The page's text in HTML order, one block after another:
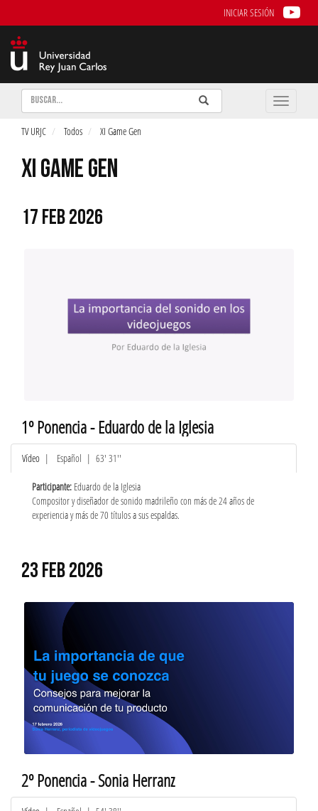
INICIAR SESIÓN
Buscar Enviar
Buscar
Toggle
TV URJC Todos XI Game Gen
XI GAME GEN
17 FEB 2026
1º Ponencia - Eduardo de la Iglesia
Vídeo | Español | 63' 31''
Participante: Eduardo de la Iglesia
Compositor y diseñador de sonido madrileño con más de 24 años de
experiencia y más de 70 títulos a sus espaldas.
23 FEB 2026
2º Ponencia - Sonia Herranz